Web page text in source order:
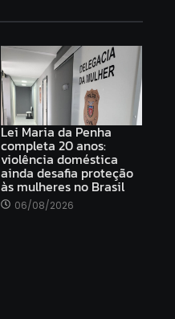
Lei Maria da Penha
completa 20 anos:
violência doméstica
ainda desafia proteção
às mulheres no Brasil
06/08/2026